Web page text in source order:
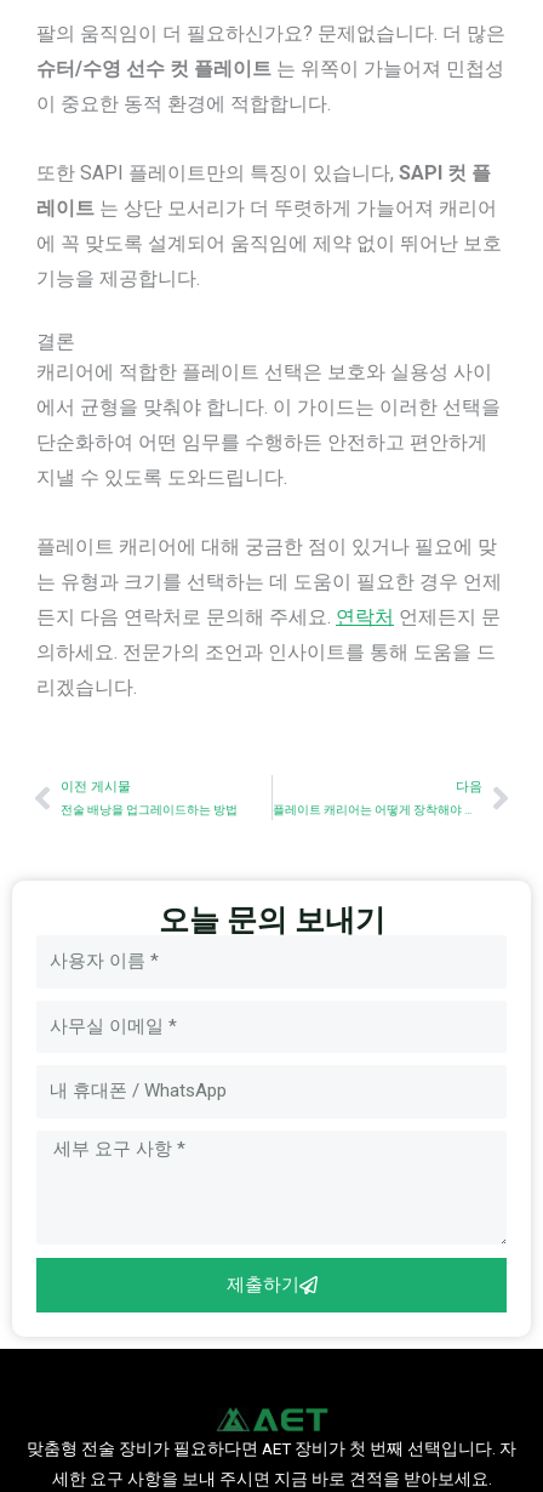
팔의 움직임이 더 필요하신가요? 문제없습니다. 더 많은
슈터/수영 선수 컷 플레이트 는 위쪽이 가늘어져 민첩성
이 중요한 동적 환경에 적합합니다.
또한 SAPI 플레이트만의 특징이 있습니다, SAPI 컷 플
레이트 는 상단 모서리가 더 뚜렷하게 가늘어져 캐리어
에 꼭 맞도록 설계되어 움직임에 제약 없이 뛰어난 보호
기능을 제공합니다.
결론
캐리어에 적합한 플레이트 선택은 보호와 실용성 사이
에서 균형을 맞춰야 합니다. 이 가이드는 이러한 선택을
단순화하여 어떤 임무를 수행하든 안전하고 편안하게
지낼 수 있도록 도와드립니다.
플레이트 캐리어에 대해 궁금한 점이 있거나 필요에 맞
는 유형과 크기를 선택하는 데 도움이 필요한 경우 언제
든지 다음 연락처로 문의해 주세요. 연락처 언제든지 문
의하세요. 전문가의 조언과 인사이트를 통해 도움을 드
리겠습니다.
이전
이전 게시물
전술 배낭을 업그레이드하는 방법
다음
오늘 문의 보내기
제출하기
맞춤형 전술 장비가 필요하다면 AET 장비가 첫 번째 선택입니다. 자
세한 요구 사항을 보내 주시면 지금 바로 견적을 받아보세요.